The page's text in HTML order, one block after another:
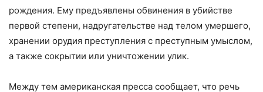
рождения. Ему предъявлены обвинения в убийстве
первой степени, надругательстве над телом умершего,
хранении орудия преступления с преступным умыслом,
а также сокрытии или уничтожении улик.
Между тем американская пресса сообщает, что речь